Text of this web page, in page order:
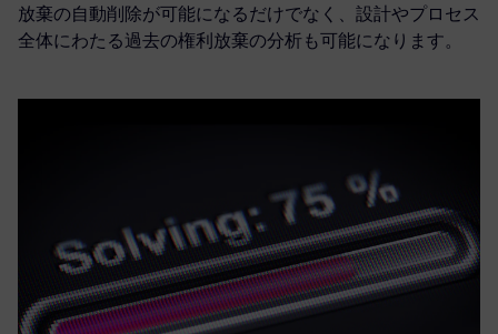
放棄の自動削除が可能になるだけでなく、設計やプロセス
全体にわたる過去の権利放棄の分析も可能になります。